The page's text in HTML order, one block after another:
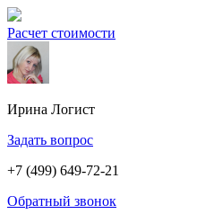
Расчет стоимости
Ирина Логист
Задать вопрос
+7 (499) 649-72-21
Обратный звонок